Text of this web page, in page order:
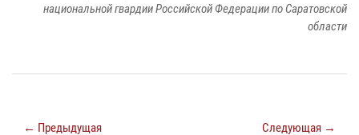
национальной гвардии Российской Федерации по Саратовской
области
← Предыдущая Следующая →